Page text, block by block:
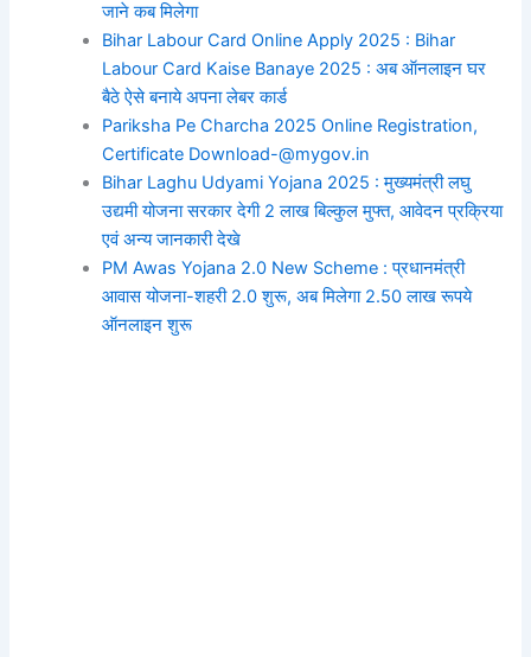
जाने कब मिलेगा
Bihar Labour Card Online Apply 2025 : Bihar
Labour Card Kaise Banaye 2025 : अब ऑनलाइन घर
बैठे ऐसे बनाये अपना लेबर कार्ड
Pariksha Pe Charcha 2025 Online Registration,
Certificate Download-@mygov.in
Bihar Laghu Udyami Yojana 2025 : मुख्यमंत्री लघु
उद्यमी योजना सरकार देगी 2 लाख बिल्कुल मुफ्त, आवेदन प्रक्रिया
एवं अन्य जानकारी देखे
PM Awas Yojana 2.0 New Scheme : प्रधानमंत्री
आवास योजना-शहरी 2.0 शुरू, अब मिलेगा 2.50 लाख रूपये
ऑनलाइन शुरू